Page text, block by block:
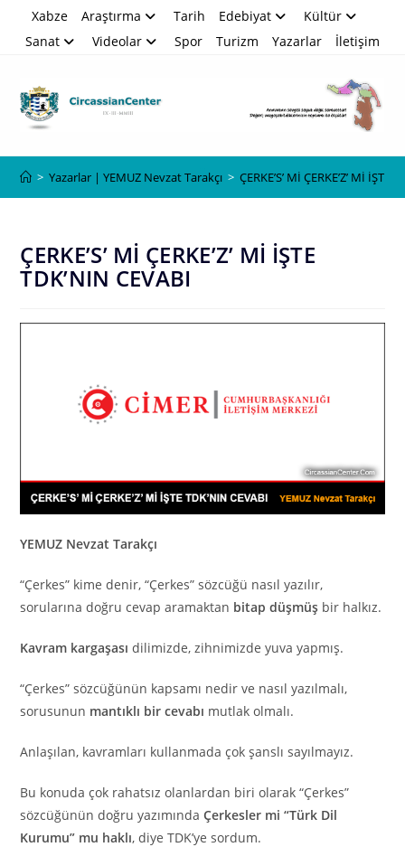
Xabze Araştırma Tarih Edebiyat
Kültür
Sanat
Videolar Spor Turizm Yazarlar İletişim
> Yazarlar | YEMUZ Nevzat Tarakçı > ÇERKE’S’ Mİ ÇERKE’Z’ Mİ İŞTE
ÇERKE’S’ Mİ ÇERKE’Z’ Mİ İŞTE
TDK’NIN CEVABI
YEMUZ Nevzat Tarakçı
“Çerkes” kime denir, “Çerkes” sözcüğü nasıl yazılır,
sorularına doğru cevap aramaktan bitap düşmüş bir halkız.
Kavram kargaşası dilimizde, zihnimizde yuva yapmış.
“Çerkes” sözcüğünün kapsamı nedir ve nasıl yazılmalı,
sorusunun mantıklı bir cevabı mutlak olmalı.
Anlaşılan, kavramları kullanmada çok şanslı sayılmayız.
Bu konuda çok rahatsız olanlardan biri olarak “Çerkes”
sözcüğünün doğru yazımındaÇerkesler mi “Türk Dil
Kurumu” mu haklı, diye TDK’ye sordum.